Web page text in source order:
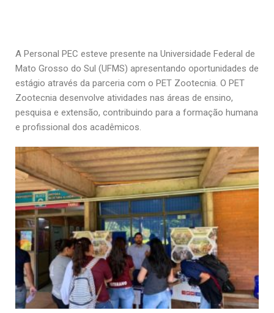
A Personal PEC esteve presente na Universidade Federal de
Mato Grosso do Sul (UFMS) apresentando oportunidades de
estágio através da parceria com o PET Zootecnia. O PET
Zootecnia desenvolve atividades nas áreas de ensino,
pesquisa e extensão, contribuindo para a formação humana
e profissional dos acadêmicos.